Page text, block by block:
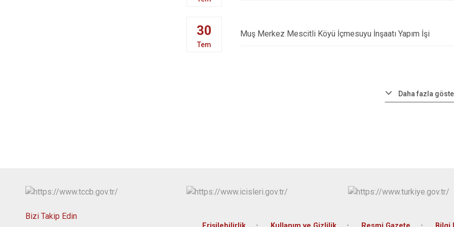
30
Tem
Muş Merkez Mescitli Köyü İçmesuyu İnşaatı Yapım İşi
Daha fazla
Bizi Takip Edin